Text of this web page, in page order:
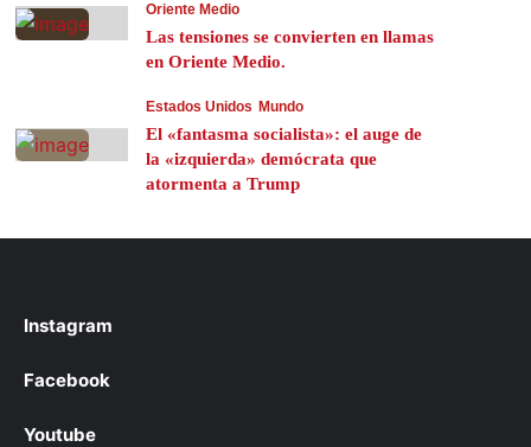
Oriente Medio
Las tensiones se convierten en llamas
en Oriente Medio.
Estados Unidos Mundo
El «fantasma socialista»: el auge de
la «izquierda» demócrata que
atormenta a Trump
Instagram
Facebook
Youtube